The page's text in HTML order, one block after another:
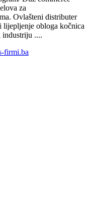
za
Ovlašteni distributer
lijepljenje obloga kočnica
industriju ....
firmi.ba